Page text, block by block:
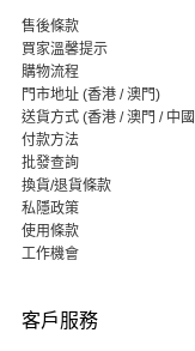
售後條款
買家溫馨提示
購物流程
門市地址 (香港 / 澳門)
送貨方式 (香港 / 澳門 / 中
付款方法
批發查詢
換貨/退貨條款
私隱政策
使用條款
工作機會
客戶服務